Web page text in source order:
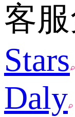
客
Stars
Daly